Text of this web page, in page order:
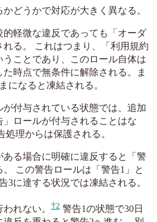
どうかで対応が大きく異なる。
軽微な違反であっても「オーダ
る。 これはつまり、「利用規約
ことであり、このロール自体は
た時点で無条件に解除される。ま
になると凍結される。
が付与されている状態では、追加
ロールが付与されることはな
理からは保護される。
ある場合に明確に違反すると「警
この警告ロールは「警告1」と
3に達する状況では凍結される。
われない。 2警告1の状態で30日